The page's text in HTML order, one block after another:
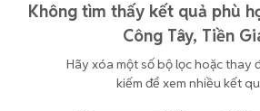
Không tìm thấy kết quả phù
Công Tây, Tiền
Hãy xóa một số bộ lọc hoặc thay
kiếm để xem nhiều kết